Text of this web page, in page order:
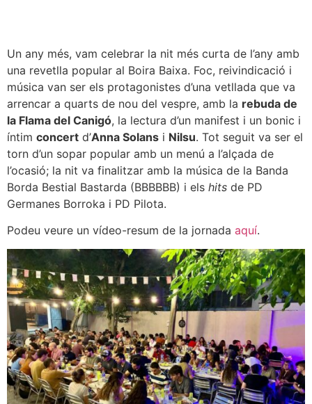
Un any més, vam celebrar la nit més curta de l’any amb
una revetlla popular al Boira Baixa. Foc, reivindicació i
música van ser els protagonistes d’una vetllada que va
arrencar a quarts de nou del vespre, amb la rebuda de
la Flama del Canigó, la lectura d’un manifest i un bonic i
íntim concert d’Anna Solans i Nilsu. Tot seguit va ser el
torn d’un sopar popular amb un menú a l’alçada de
l’ocasió; la nit va finalitzar amb la música de la Banda
Borda Bestial Bastarda (BBBBBB) i els hits de PD
Germanes Borroka i PD Pilota.
Podeu veure un vídeo-resum de la jornada aquí.